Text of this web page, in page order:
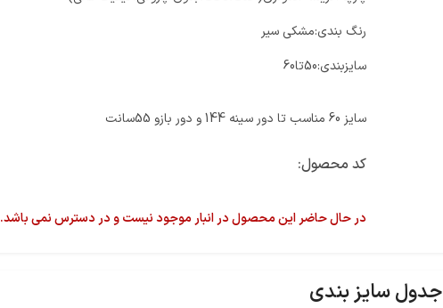
رنگ بندی:مشکی سیر
سایزبندی:50تا60
سایز 60 مناسب تا دور سینه 144 و دور بازو 55سانت
کد محصول:
در حال حاضر این محصول در انبار موجود نیست و در دسترس نمی باشد.
جدول سایز بندی